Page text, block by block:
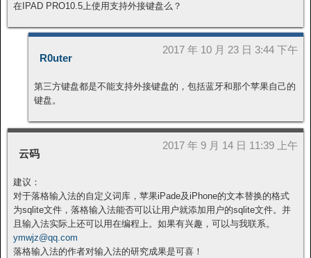
在IPAD PRO10.5上使用支持外接键盘么？
R0uter
2017 年 10 月 23 日 3:44 下午
第三方键盘都是不能支持外接键盘的，包括蓝牙和那个苹果自己的
键盘。
云码
2017 年 9 月 14 日 11:39 上午
建议：
对于落格输入法的自定义词库，苹果iPade及iPhone的文本替换的格式
为sqlite文件，落格输入法能否可以让用户就添加用户的sqlite文件。并
且输入法实际上还可以用在编程上。如果有兴趣，可以与我联系。
ymwjz@qq.com
落格输入法的作者对输入法的研究成果是可喜！